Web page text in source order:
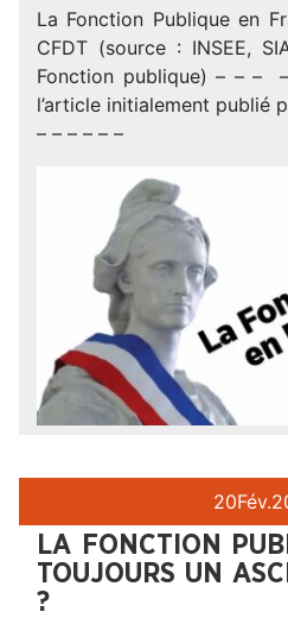
La Fonction Publique en
CFDT (source : INSEE,
Fonction publique) – – –
l’article initialement publié
– – – – – –
20Fév.
LA FONCTION
TOUJOURS UN
?